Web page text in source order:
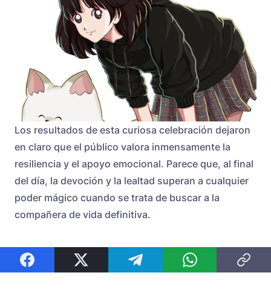
Los resultados de esta curiosa celebración dejaron
en claro que el público valora inmensamente la
resiliencia y el apoyo emocional. Parece que, al final
del día, la devoción y la lealtad superan a cualquier
poder mágico cuando se trata de buscar a la
compañera de vida definitiva.